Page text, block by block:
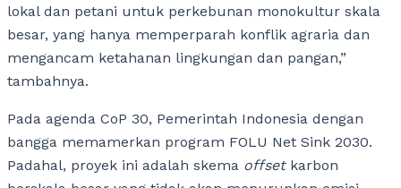
lokal dan petani untuk perkebunan monokultur skala
besar, yang hanya memperparah konflik agraria dan
mengancam ketahanan lingkungan dan pangan,”
tambahnya.
Pada agenda CoP 30, Pemerintah Indonesia dengan
bangga memamerkan program FOLU Net Sink 2030.
Padahal, proyek ini adalah skema offsetkarbon